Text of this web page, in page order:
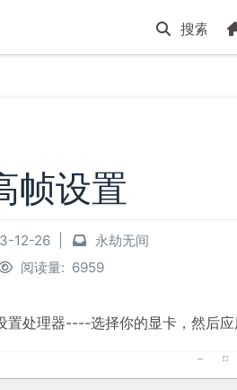
帧设置
12-26
永劫无间
阅读量: 6959
处理器----选择你的显卡，然后应